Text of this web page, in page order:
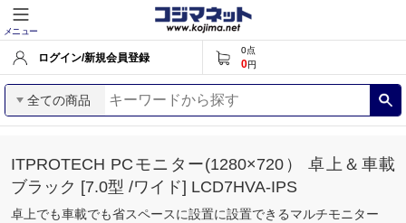
メニュー
ログイン/新規会員登録
0点
0円
全ての商品
ITPROTECH PCモニター(1280×720） 卓上＆車載
ブラック [7.0型 /ワイド] LCD7HVA-IPS
卓上でも車載でも省スペースに設置に設置できるマルチモニター